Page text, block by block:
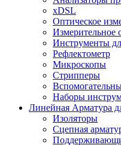
xDSL
Оптическое
Измерительное
Инструменты
Рефлектометр
Микроскопы
Стрипперы
Наборы
Линейная Арматура
Изоляторы
Сцепная